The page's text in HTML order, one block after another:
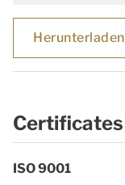
Herunterladen
ISO 9001